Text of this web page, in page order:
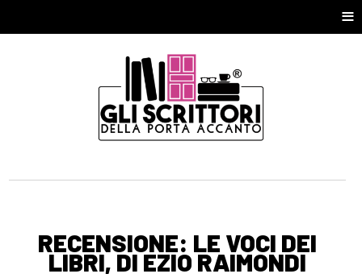
≡
RECENSIONE: LE VOCI DEI
LIBRI, DI EZIO RAIMONDI